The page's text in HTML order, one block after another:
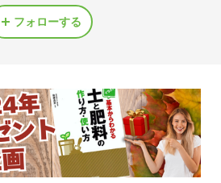
フォローする